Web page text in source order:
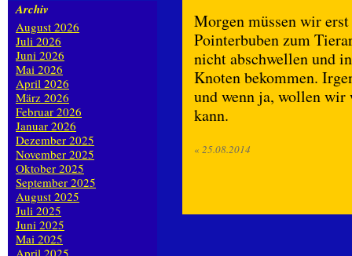
Morgen müssen wir
Pointerbuben zum
nicht abschwellen und
Knoten bekommen.
und wenn ja, wollen wir
kann.
« 25.08.2014
Archiv
August 2026
Juli 2026
Juni 2026
Mai 2026
April 2026
März 2026
Februar 2026
Januar 2026
Dezember 2025
November 2025
Oktober 2025
September 2025
August 2025
Juli 2025
Juni 2025
Mai 2025
April 2025